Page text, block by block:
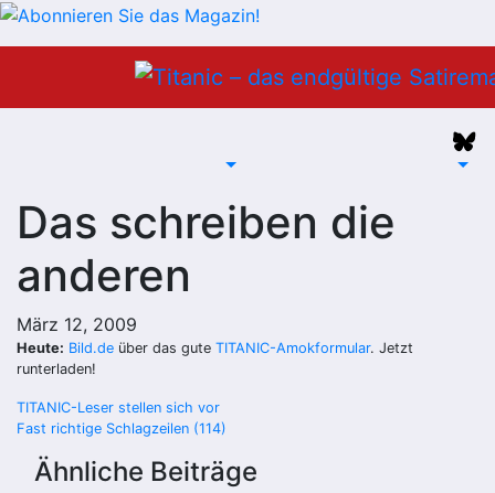
Das schreiben die
anderen
März 12, 2009
Heute: Bild.de über das gute TITANIC-Amokformular. Jetzt
runterladen!
Beitragsnavigation
TITANIC-Leser stellen sich vor
Fast richtige Schlagzeilen (114)
Ähnliche Beiträge